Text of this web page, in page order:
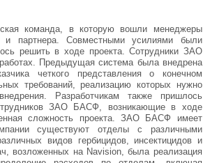
команда, в которую вошли менеджеры
и партнера. Совместными усилиями были
решить в ходе проекта. Сотрудники ЗАО
Предыдущая система была внедрена
четкого представления о конечном
требований, реализацию которых нужно
Разработчикам также пришлось
ЗАО БАСФ, возникающие в ходе
сложность проекта. ЗАО БАСФ имеет
существуют отделы с различными
видов гербицидов, инсектицидов и
возложенных на Navision, была реализация